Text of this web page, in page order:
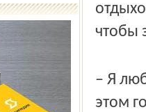
чтобы
– Я
этом